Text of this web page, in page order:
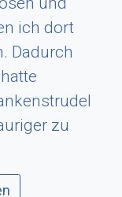
ich dort
Dadurch
zu